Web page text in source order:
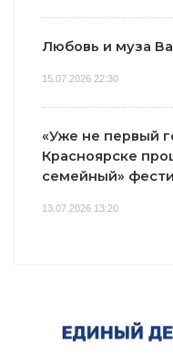
Любовь и муза
15.07.2026 22:30
«Уже не первый
Красноярске
семейный»
13.07.2026 13:20